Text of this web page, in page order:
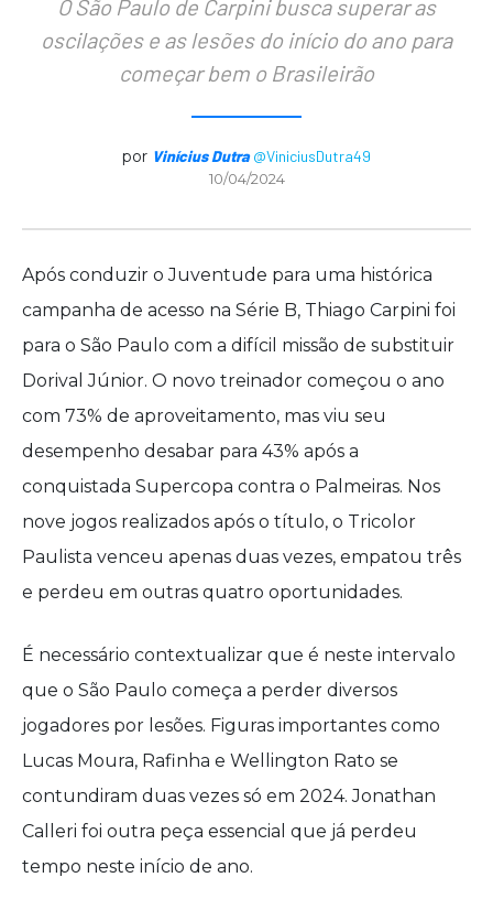
O São Paulo de Carpini busca superar as
oscilações e as lesões do início do ano para
começar bem o Brasileirão
por Vinícius Dutra @ViniciusDutra49
10/04/2024
Após conduzir o Juventude para uma histórica
campanha de acesso na Série B, Thiago Carpini foi
para o São Paulo com a difícil missão de substituir
Dorival Júnior. O novo treinador começou o ano
com 73% de aproveitamento, mas viu seu
desempenho desabar para 43% após a
conquistada Supercopa contra o Palmeiras. Nos
nove jogos realizados após o título, o Tricolor
Paulista venceu apenas duas vezes, empatou três
e perdeu em outras quatro oportunidades.
É necessário contextualizar que é neste intervalo
que o São Paulo começa a perder diversos
jogadores por lesões. Figuras importantes como
Lucas Moura, Rafinha e Wellington Rato se
contundiram duas vezes só em 2024. Jonathan
Calleri foi outra peça essencial que já perdeu
tempo neste início de ano.